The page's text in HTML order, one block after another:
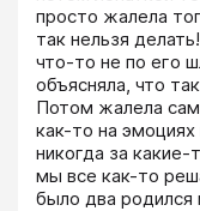
просто жалела
так нельзя
что-то не по его
объясняла, что
Потом жалела
как-то на
никогда за какие-
мы все как-то
было два